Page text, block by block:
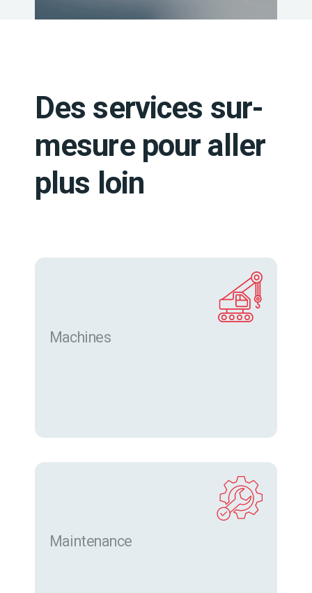
Des services sur-
mesure pour aller
plus loin
Machines
Maintenance